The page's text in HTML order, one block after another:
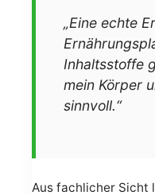
„Eine echte
Inhaltsstoffe
mein Körper
sinnvoll.“
Aus fachlicher Sicht